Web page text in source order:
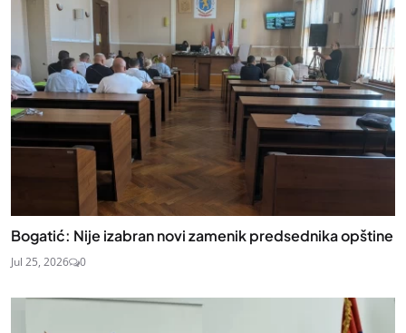
Bogatić: Nije izabran novi zamenik predsednika opštine
Jul 25, 2026 0